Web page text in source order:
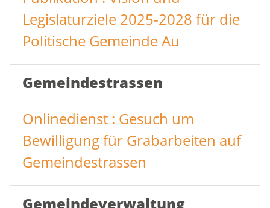
Legislaturziele 2025-2028 für die
Politische Gemeinde Au
Gemeindestrassen
Onlinedienst : Gesuch um
Bewilligung für Grabarbeiten auf
Gemeindestrassen
Gemeindeverwaltung